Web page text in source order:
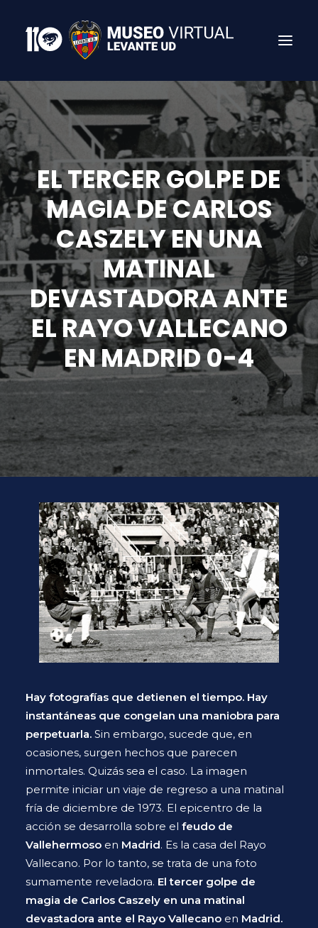
Search
EL TERCER GOLPE DE
MAGIA DE CARLOS
CASZELY EN UNA
MATINAL
DEVASTADORA ANTE
EL RAYO VALLECANO
EN MADRID 0-4
Hay fotografías que detienen el tiempo. Hay
instantáneas que congelan una maniobra para
perpetuarla. Sin embargo, sucede que, en
ocasiones, surgen hechos que parecen
inmortales. Quizás sea el caso. La imagen
permite iniciar un viaje de regreso a una matinal
fría de diciembre de 1973. El epicentro de la
acción se desarrolla sobre el feudo de
Vallehermoso en Madrid. Es la casa del Rayo
Vallecano. Por lo tanto, se trata de una foto
sumamente reveladora. El tercer golpe de
magia de Carlos Caszely en una matinal
devastadora ante el Rayo Vallecano en Madrid.